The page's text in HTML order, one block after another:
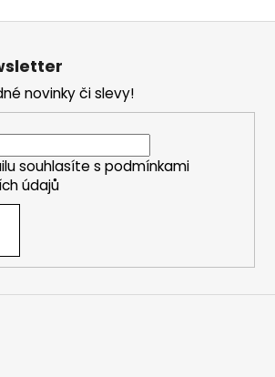
novinky či slevy!
souhlasíte s podmínkami
údajů